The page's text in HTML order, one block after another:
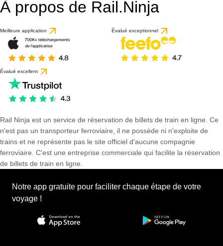
À propos de Rail.Ninja
Meilleure application Évalué exceptionnel
Évalué excellent
Rail Ninja est un service de réservation de billets de train en ligne. Ce
n'est pas un transporteur ferroviaire, il ne possède ni n'exploite de
trains et ne représente pas le site officiel d'aucune compagnie
ferroviaire. C'est une entreprise commerciale qui facilite la réservation
de billets de train en ligne.
Notre app gratuite pour faciliter chaque étape de votre
voyage !